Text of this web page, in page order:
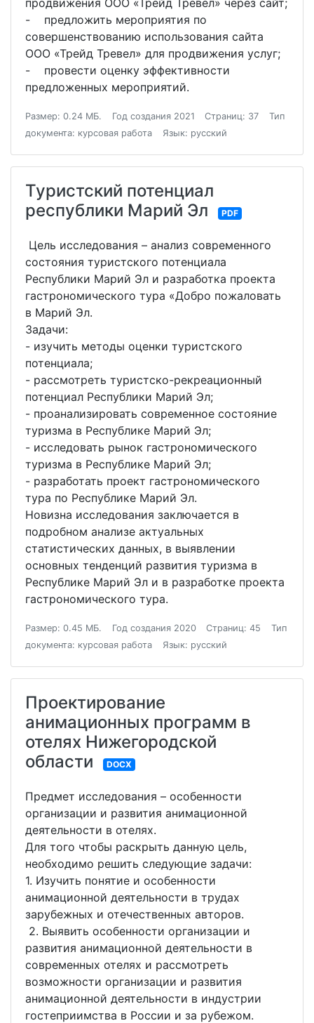
продвижения ООО «Трейд Тревел» через сайт;
- предложить мероприятия по
совершенствованию использования сайта
ООО «Трейд Тревел» для продвижения услуг;
- провести оценку эффективности
предложенных мероприятий.
Размер: 0.24 МБ. Год создания 2021 Страниц: 37
Тип
документа: курсовая работа
Язык: русский
Туристский потенциал
республики Марий Эл
PDF
Цель исследования – анализ современного
состояния туристского потенциала
Республики Марий Эл и разработка проекта
гастрономического тура «Добро пожаловать
в Марий Эл.
Задачи:
- изучить методы оценки туристского
потенциала;
- рассмотреть туристско-рекреационный
потенциал Республики Марий Эл;
- проанализировать современное состояние
туризма в Республике Марий Эл;
- исследовать рынок гастрономического
туризма в Республике Марий Эл;
- разработать проект гастрономического
тура по Республике Марий Эл.
Новизна исследования заключается в
подробном анализе актуальных
статистических данных, в выявлении
основных тенденций развития туризма в
Республике Марий Эл и в разработке проекта
гастрономического тура.
Размер: 0.45 МБ. Год создания 2020 Страниц: 45
Тип
документа: курсовая работа
Язык: русский
Проектирование
анимационных программ в
отелях Нижегородской
области
DOCX
Предмет исследования – особенности
организации и развития анимационной
деятельности в отелях.
Для того чтобы раскрыть данную цель,
необходимо решить следующие задачи:
1. Изучить понятие и особенности
анимационной деятельности в трудах
зарубежных и отечественных авторов.
2. Выявить особенности организации и
развития анимационной деятельности в
современных отелях и рассмотреть
возможности организации и развития
анимационной деятельности в индустрии
гостеприимства в России и за рубежом.